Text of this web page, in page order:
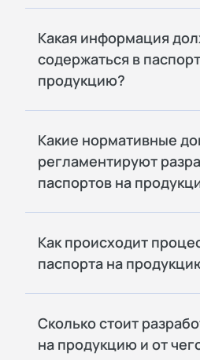
Какая информация
содержаться в
продукцию?
Какие нормативные
регламентируют
паспортов на
Как происходит
паспорта на
Сколько стоит
на продукцию и от